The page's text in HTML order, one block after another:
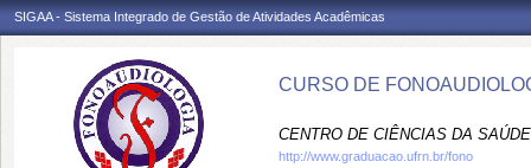
SIGAA - Sistema Integrado de Gestão de Atividades Acadêmicas
CURSO DE
CENTRO DE CIÊNCIAS DA
http://www.graduacao.ufrn.br/fono